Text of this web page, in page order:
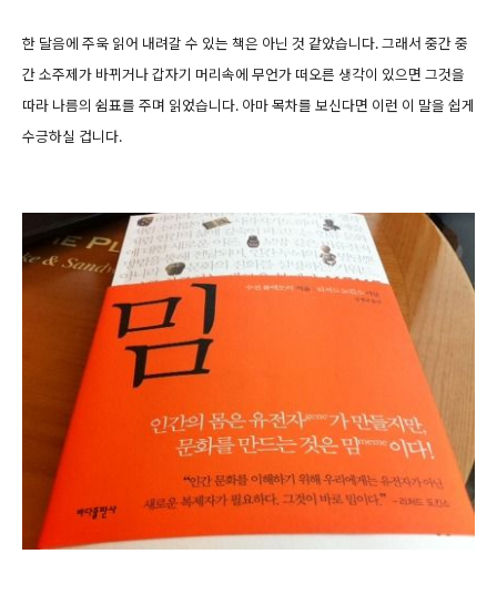
한 달음에 주욱 읽어 내려갈 수 있는 책은 아닌 것 같았습니다. 그래서 중간 중
간 소주제가 바뀌거나 갑자기 머리속에 무언가 떠오른 생각이 있으면 그것을
따라 나름의 쉼표를 주며 읽었습니다. 아마 목차를 보신다면 이런 이 말을 쉽게
수긍하실 겁니다.